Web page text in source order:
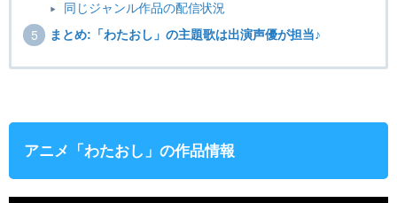
同じジャンル作品の配信状況
まとめ:「わたおし」の主題歌は出演声優が担当♪
アニメ「わたおし」の作品情報